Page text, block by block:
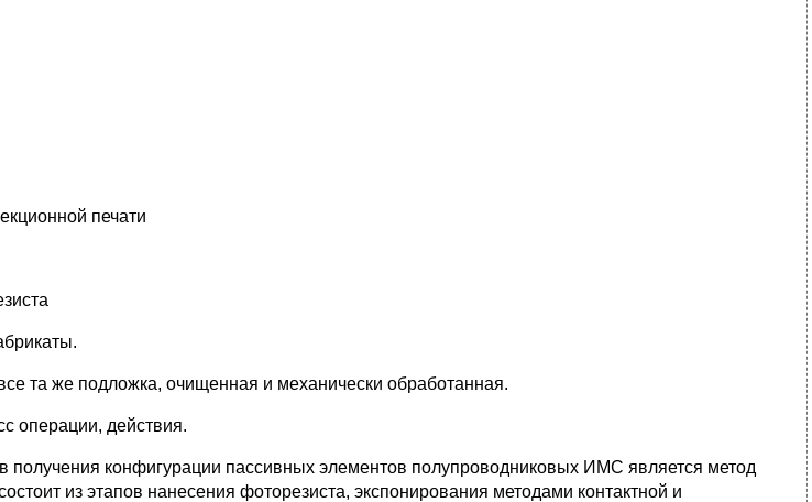
печати
та же подложка, очищенная и механически обработанная.
операции, действия.
получения конфигурации пассивных элементов полупроводниковых ИМС является метод
из этапов нанесения фоторезиста, экспонирования методами контактной и